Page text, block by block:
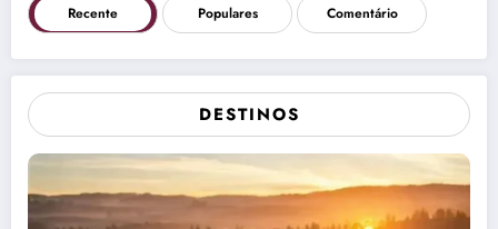
Recente Populares Comentário
DESTINOS